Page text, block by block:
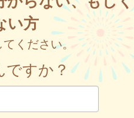
い方
ください。
すか？